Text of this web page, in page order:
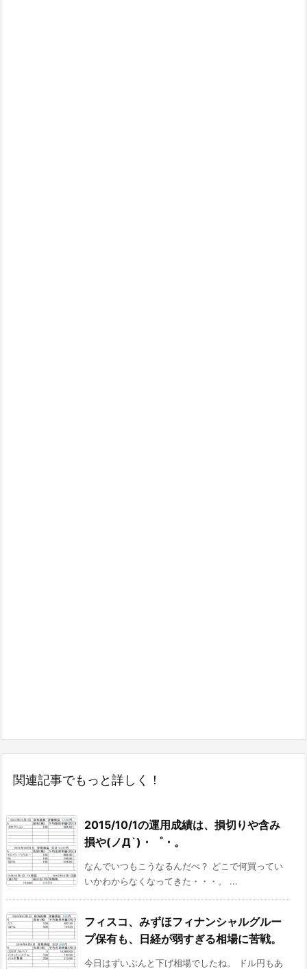
関連記事でもっと詳しく！
2015/10/1の運用成績は、損切りや含み
損や(ノД`)・゜・。
なんでいつもこうなるんだべ？ どこで何買ってい
いかわからなくなってきた・・・。 ...
フィスコ、みずほフィナンシャルグルー
プ保有も、日経が弱すぎる相場に苦戦。
今日はずいぶんと下げ相場でしたね。 ドル円もあ